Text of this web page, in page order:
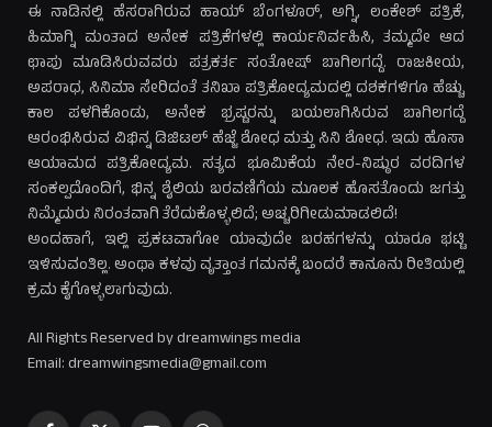
ಈ ನಾಡಿನಲ್ಲಿ ಹೆಸರಾಗಿರುವ ಹಾಯ್ ಬೆಂಗಳೂರ್, ಅಗ್ನಿ, ಲಂಕೇಶ್ ಪತ್ರಿಕೆ,
ಹಿಮಾಗ್ನಿ ಮಂತಾದ ಅನೇಕ ಪತ್ರಿಕೆಗಳಲ್ಲಿ ಕಾರ್ಯನಿರ್ವಹಿಸಿ, ತಮ್ಮದೇ ಆದ
ಛಾಪು ಮೂಡಿಸಿರುವವರು ಪತ್ರಕರ್ತ ಸಂತೋಷ್ ಬಾಗಿಲಗದ್ದೆ. ರಾಜಕೀಯ,
ಅಪರಾಧ, ಸಿನಿಮಾ ಸೇರಿದಂತೆ ತನಿಖಾ ಪತ್ರಿಕೋದ್ಯಮದಲ್ಲಿ ದಶಕಗಳಿಗೂ ಹೆಚ್ಚು
ಕಾಲ ಪಳಗಿಕೊಂಡು, ಅನೇಕ ಭ್ರಷ್ಟರನ್ನು ಬಯಲಾಗಿಸಿರುವ ಬಾಗಿಲಗದ್ದೆ
ಆರಂಭಿಸಿರುವ ವಿಭಿನ್ನ ಡಿಜಿಟಲ್ ಹೆಜ್ಜೆ ಶೋಧ ಮತ್ತು ಸಿನಿ ಶೋಧ. ಇದು ಹೊಸಾ
ಆಯಾಮದ ಪತ್ರಿಕೋದ್ಯಮ. ಸತ್ಯದ ಭೂಮಿಕೆಯ ನೇರ-ನಿಷ್ಠುರ ವರದಿಗಳ
ಸಂಕಲ್ಪದೊಂದಿಗೆ, ಭಿನ್ನ ಶೈಲಿಯ ಬರವಣಿಗೆಯ ಮೂಲಕ ಹೊಸತೊಂದು ಜಗತ್ತು
ನಿಮ್ಮೆದುರು ನಿರಂತವಾಗಿ ತೆರೆದುಕೊಳ್ಳಲಿದೆ; ಅಚ್ಚರಿಗೀಡುಮಾಡಲಿದೆ!
ಅಂದಹಾಗೆ, ಇಲ್ಲಿ ಪ್ರಕಟವಾಗೋ ಯಾವುದೇ ಬರಹಗಳನ್ನು ಯಾರೂ ಭಟ್ಟಿ
ಇಳಿಸುವಂತಿಲ್ಲ. ಅಂಥಾ ಕಳವು ವೃತ್ತಾಂತ ಗಮನಕ್ಕೆ ಬಂದರೆ ಕಾನೂನು ರೀತಿಯಲ್ಲಿ
ಕ್ರಮ ಕೈಗೊಳ್ಳಲಾಗುವುದು.
All Rights Reserved by dreamwings media
Email: dreamwingsmedia@gmail.com